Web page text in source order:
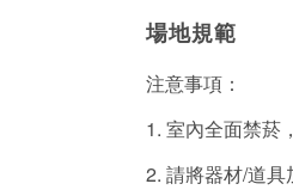
場地規範
注意事項：
1. 室內全面禁菸
2. 請將器材/道具